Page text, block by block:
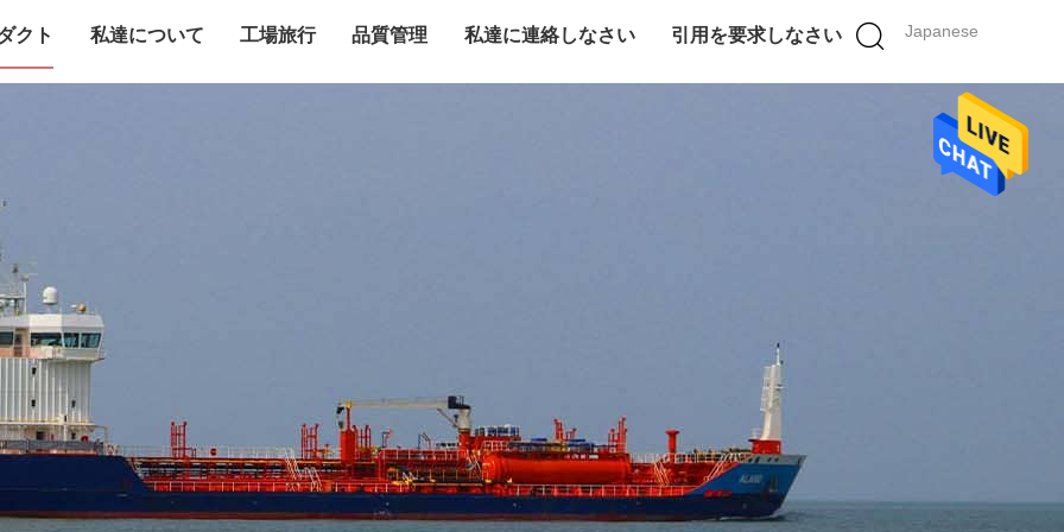
Japanese
クト 私達について 工場旅行 品質管理 私達に連絡しなさい 引用を要求しなさい